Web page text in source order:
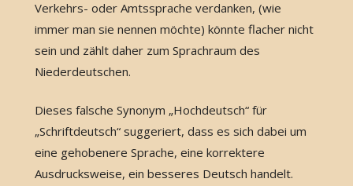
Verkehrs- oder Amtssprache verdanken, (wie
immer man sie nennen möchte) könnte flacher nicht
sein und zählt daher zum Sprachraum des
Niederdeutschen.
Dieses falsche Synonym „Hochdeutsch“ für
„Schriftdeutsch“ suggeriert, dass es sich dabei um
eine gehobenere Sprache, eine korrektere
Ausdrucksweise, ein besseres Deutsch handelt.